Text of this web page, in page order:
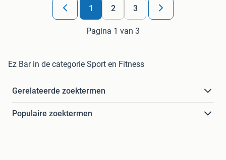
1 2 3
Pagina 1 van 3
Ez Bar in de categorie Sport en Fitness
Gerelateerde zoektermen
Populaire zoektermen